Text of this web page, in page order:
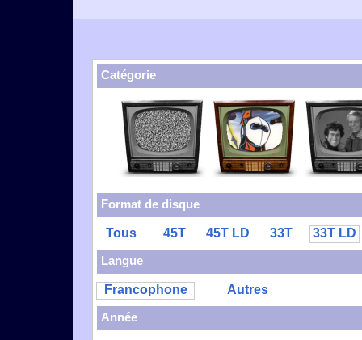
Catégorie
Format de disque
Tous 45T 45T LD 33T
33T LD
Langue
Francophone
Autres
Année